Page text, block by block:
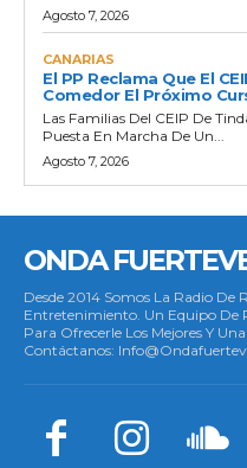
Agosto 7, 2026
CANARIAS
El PP Reclama Que El
Comedor El Próximo
Las Familias Del CEIP De
Puesta En Marcha De Un...
Agosto 7, 2026
ONDA
Desde 2014 Somos La Radio De
Entretenimiento. Un Equipo De
Para Ofrecerle Los Mejores Y
Contáctanos: